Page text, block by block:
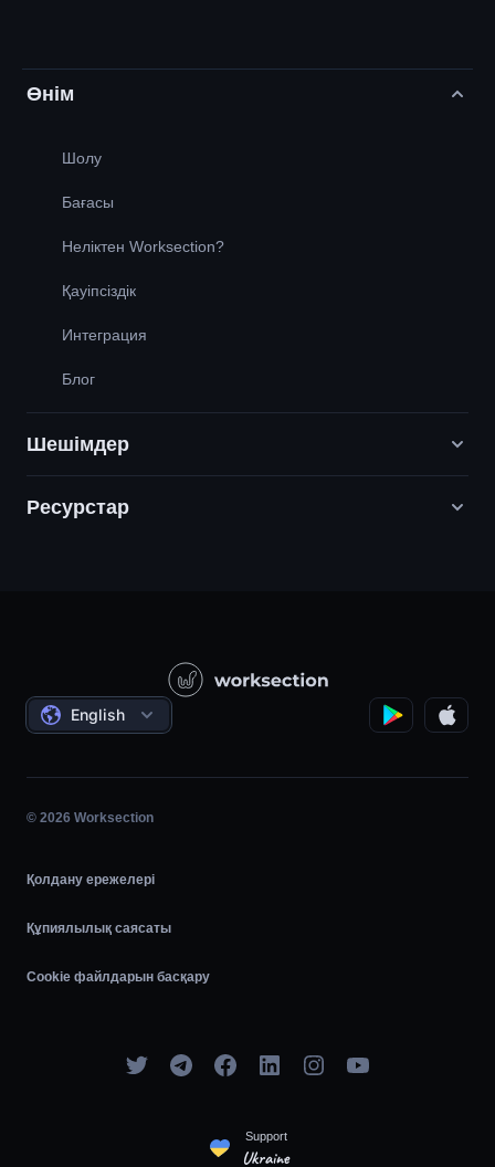
Өнім
Шолу
Бағасы
Неліктен Worksection?
Қауіпсіздік
Интеграция
Блог
Шешімдер
Цифрлық маркетинг агенттіктері
Әлеуметтік жобалар
Жобаны басқару
Сағаттық жұмыс
Шапшаң
Ресурстар
Келісімдер
English
© 2026 Worksection
Қолдану ережелері
Құпиялылық саясаты
Cookie файлдарын басқару
Support
Ukraine